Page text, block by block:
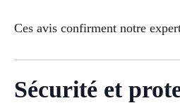
Ces avis confirment notre
Sécurité et